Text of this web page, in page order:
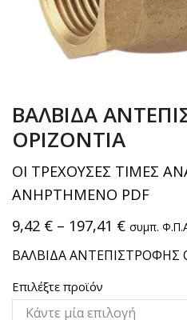
ΒΑΛΒΙΔΑ
ΟΡΙΖΟΝΤΙΑ
ΟΙ ΤΡΕΧΟΥΣΕΣ ΤΙΜΕΣ
ΑΝΗΡΤΗΜΕΝΟ PDF
9,42 € – 197,41 € συμπ.
ΒΑΛΒΙΔΑ ΑΝΤΕΠΙΣΤΡΟΦΗΣ
Επιλέξτε προϊόν